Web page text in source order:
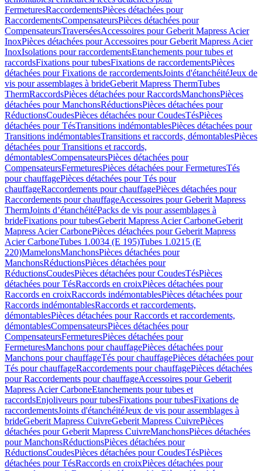
FermeturesRaccordementsPièces détachées pour
RaccordementsCompensateursPièces détachées pour
CompensateursTraverséesAccessoires pour Geberit Mapress Acier
InoxPièces détachées pour Accessoires pour Geberit Mapress Acier
InoxIsolations pour raccordementsEtanchements pour tubes et
raccordsFixations pour tubesFixations de raccordementsPièces
détachées pour Fixations de raccordementsJoints d'étanchéitéJeux de
vis pour assemblages à brideGeberit Mapress ThermTubes
ThermRaccordsPièces détachées pour RaccordsManchonsPièces
détachées pour ManchonsRéductionsPièces détachées pour
RéductionsCoudesPièces détachées pour CoudesTésPièces
détachées pour TésTransitions indémontablesPièces détachées pour
Transitions indémontablesTransitions et raccords, démontablesPièces
détachées pour Transitions et raccords,
démontablesCompensateursPièces détachées pour
CompensateursFermeturesPièces détachées pour FermeturesTés
pour chauffagePièces détachées pour Tés pour
chauffageRaccordements pour chauffagePièces détachées pour
Raccordements pour chauffageAccessoires pour Geberit Mapress
ThermJoints d’étanchéitéPacks de vis pour assemblages à
brideFixations pour tubesGeberit Mapress Acier CarboneGeberit
Mapress Acier CarbonePièces détachées pour Geberit Mapress
Acier CarboneTubes 1.0034 (E 195)Tubes 1.0215 (E
220)MamelonsManchonsPièces détachées pour
ManchonsRéductionsPièces détachées pour
RéductionsCoudesPièces détachées pour CoudesTésPièces
détachées pour TésRaccords en croixPièces détachées pour
Raccords en croixRaccords indémontablesPièces détachées pour
Raccords indémontablesRaccords et raccordements,
démontablesPièces détachées pour Raccords et raccordements,
démontablesCompensateursPièces détachées pour
CompensateursFermeturesPièces détachées pour
FermeturesManchons pour chauffagePièces détachées pour
Manchons pour chauffageTés pour chauffagePièces détachées pour
Tés pour chauffageRaccordements pour chauffagePièces détachées
pour Raccordements pour chauffageAccessoires pour Geberit
Mapress Acier CarboneEtanchements pour tubes et
raccordsEnjoliveurs pour tubesFixations pour tubesFixations de
raccordementsJoints d'étanchéitéJeux de vis pour assemblages à
brideGeberit Mapress CuivreGeberit Mapress CuivrePièces
détachées pour Geberit Mapress CuivreManchonsPièces détachées
pour ManchonsRéductionsPièces détachées pour
RéductionsCoudesPièces détachées pour CoudesTésPièces
détachées pour TésRaccords en croixPièces détachées pour